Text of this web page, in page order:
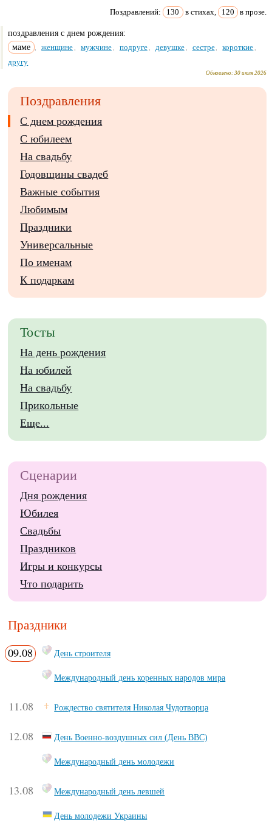
Поздравлений: 130 в стихах, 120 в прозе.
поздравления с днем рождения:
маме
женщине мужчине подруге девушке сестре короткие
другу
Обновлено:30 июля 2026
Поздравления
С днем рождения
С юбилеем
На свадьбу
Годовщины свадеб
Важные события
Любимым
Праздники
Универсальные
По именам
К подаркам
Тосты
На день рождения
На юбилей
На свадьбу
Прикольные
Еще...
Сценарии
Дня рождения
Юбилея
Свадьбы
Праздников
Игры и конкурсы
Что подарить
Праздники
09.08 День строителя
Международный день коренных народов мира
11.08 Рождество святителя Николая Чудотворца
12.08 День Военно-воздушных сил (День ВВС)
Международный день молодежи
13.08 Международный день левшей
День молодежи Украины